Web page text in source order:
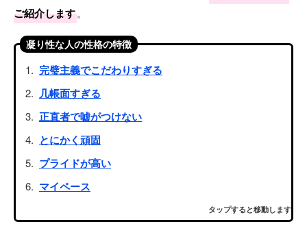
ご紹介します。
凝り性な人の性格の特徴
完璧主義でこだわりすぎる
几帳面すぎる
正直者で嘘がつけない
とにかく頑固
プライドが高い
マイペース
タップすると移動します